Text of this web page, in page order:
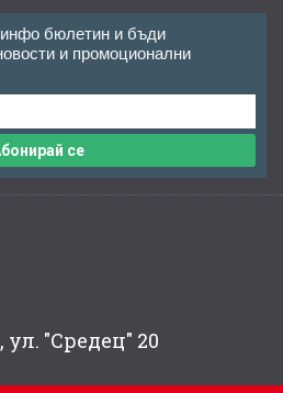
бюлетин и бъди
и промоционални
се
"Средец" 20